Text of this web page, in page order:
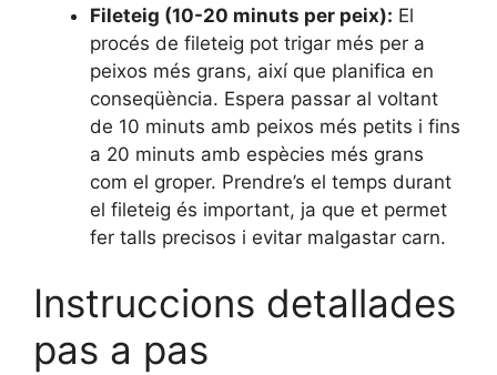
Fileteig (10-20 minuts per peix): El
procés de fileteig pot trigar més per a
peixos més grans, així que planifica en
conseqüència. Espera passar al voltant
de 10 minuts amb peixos més petits i fins
a 20 minuts amb espècies més grans
com el groper. Prendre’s el temps durant
el fileteig és important, ja que et permet
fer talls precisos i evitar malgastar carn.
Instruccions detallades
pas a pas